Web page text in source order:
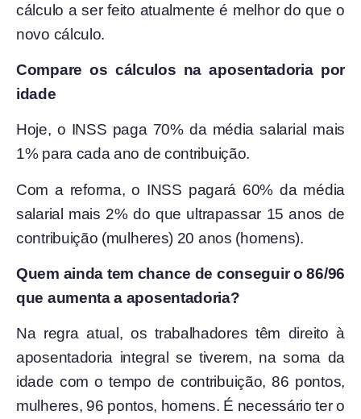
cálculo a ser feito atualmente é melhor do que o
novo cálculo.
Compare os cálculos na aposentadoria por
idade
Hoje, o INSS paga 70% da média salarial mais
1% para cada ano de contribuição.
Com a reforma, o INSS pagará 60% da média
salarial mais 2% do que ultrapassar 15 anos de
contribuição (mulheres) 20 anos (homens).
Quem ainda tem chance de conseguir o 86/96
que aumenta a aposentadoria?
Na regra atual, os trabalhadores têm direito à
aposentadoria integral se tiverem, na soma da
idade com o tempo de contribuição, 86 pontos,
mulheres, 96 pontos, homens. É necessário ter o